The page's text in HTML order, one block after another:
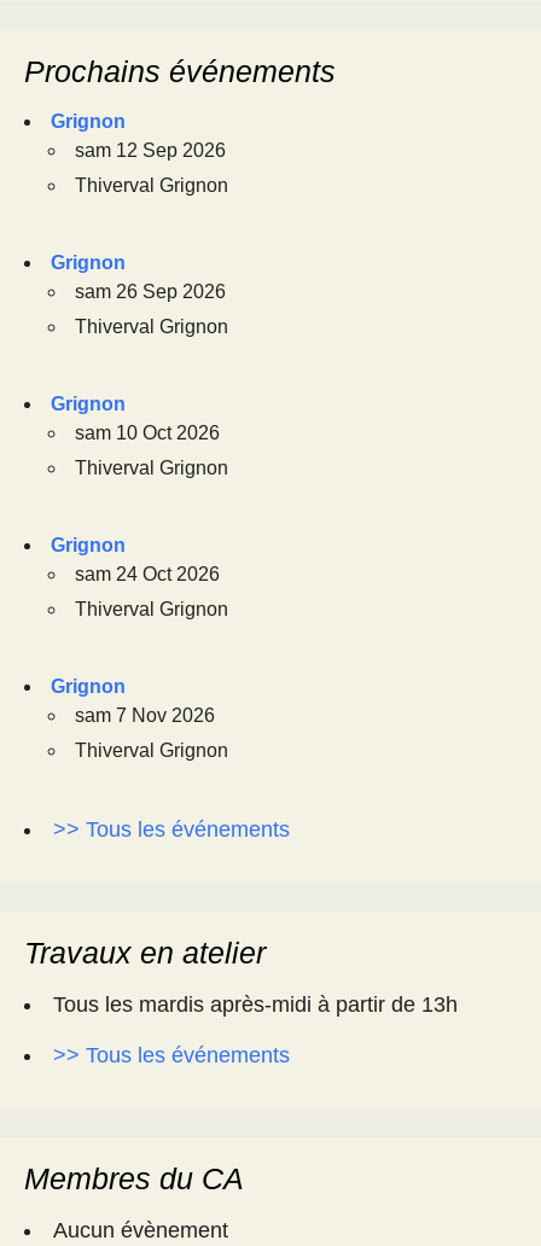
Prochains événements
Grignon
sam 12 Sep 2026
Thiverval Grignon
Grignon
sam 26 Sep 2026
Thiverval Grignon
Grignon
sam 10 Oct 2026
Thiverval Grignon
Grignon
sam 24 Oct 2026
Thiverval Grignon
Grignon
sam 7 Nov 2026
Thiverval Grignon
>> Tous les événements
Travaux en atelier
Tous les mardis après-midi à partir de 13h
>> Tous les événements
Membres du CA
Aucun évènement